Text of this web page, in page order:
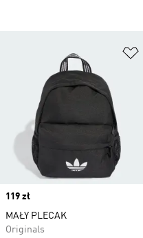
Price
119 zł
MAŁY PLECAK
Originals